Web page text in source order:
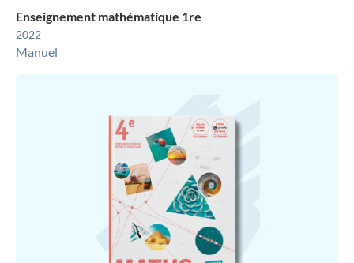
Enseignement mathématique 1re
2022
Manuel